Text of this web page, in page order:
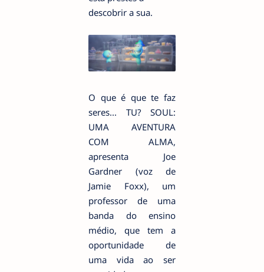
descobrir a sua.
O que é que te faz
seres... TU? SOUL:
UMA AVENTURA
COM ALMA,
apresenta Joe
Gardner (voz de
Jamie Foxx), um
professor de uma
banda do ensino
médio, que tem a
oportunidade de
uma vida ao ser